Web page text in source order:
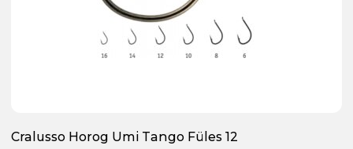
Cralusso Horog Umi Tango Füles 12